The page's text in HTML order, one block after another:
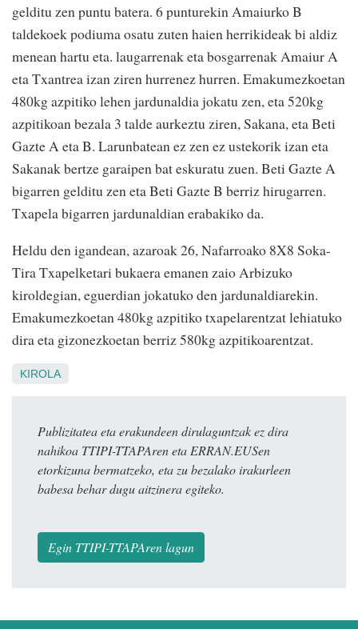
gelditu zen puntu batera. 6 punturekin Amaiurko B
taldekoek podiuma osatu zuten haien herrikideak bi aldiz
menean hartu eta. laugarrenak eta bosgarrenak Amaiur A
eta Txantrea izan ziren hurrenez hurren. Emakumezkoetan
480kg azpitiko lehen jardunaldia jokatu zen, eta 520kg
azpitikoan bezala 3 talde aurkeztu ziren, Sakana, eta Beti
Gazte A eta B. Larunbatean ez zen ez ustekorik izan eta
Sakanak bertze garaipen bat eskuratu zuen. Beti Gazte A
bigarren gelditu zen eta Beti Gazte B berriz hirugarren.
Txapela bigarren jardunaldian erabakiko da.
Heldu den igandean, azaroak 26, Nafarroako 8X8 Soka-
Tira Txapelketari bukaera emanen zaio Arbizuko
kiroldegian, eguerdian jokatuko den jardunaldiarekin.
Emakumezkoetan 480kg azpitiko txapelarentzat lehiatuko
dira eta gizonezkoetan berriz 580kg azpitikoarentzat.
KIROLA
Publizitatea eta erakundeen dirulaguntzak ez dira
nahikoa TTIPI-TTAPAren eta ERRAN.EUSen
etorkizuna bermatzeko, eta zu bezalako irakurleen
babesa behar dugu aitzinera egiteko.
Egin TTIPI-TTAPAren lagun